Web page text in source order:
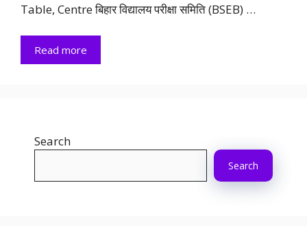
Table, Centre बिहार विद्यालय परीक्षा समिति (BSEB) …
Read more
Search
Search